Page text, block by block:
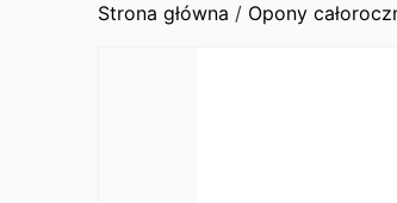
Strona główna / Opony